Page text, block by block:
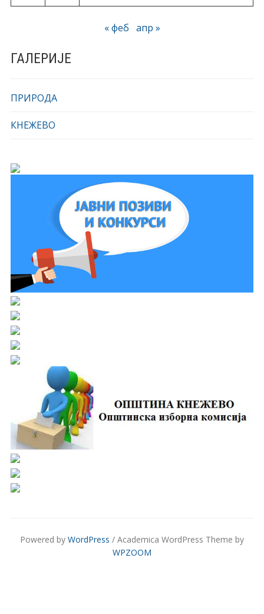
« феб апр »
ГАЛЕРИЈЕ
ПРИРОДА
КНЕЖЕВО
Powered by WordPress / Academica WordPress Theme by
WPZOOM